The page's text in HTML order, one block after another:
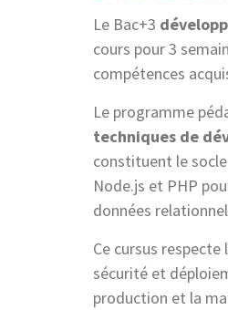
Le Bac+3
cours pour 3
compétences
Le programme
techniques de
constituent le
Node.js et PHP
données
Ce cursus
sécurité et
production et la